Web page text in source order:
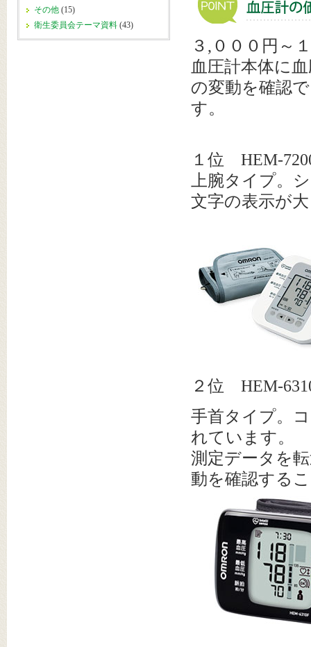
その他 (15)
衛生委員会テーマ資料 (43)
３,０００円～
血圧計本体に
の変動を確認
す。
１位 HEM-
上腕タイプ。
文字の表示が
２位 HEM-
手首タイプ。
れています。
測定データを
動を確認する